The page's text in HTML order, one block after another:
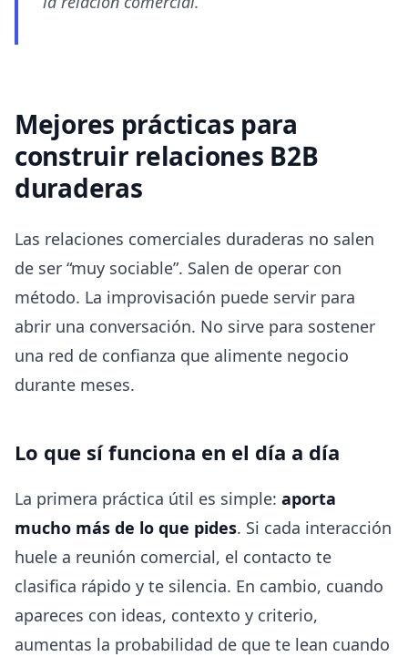
Mejores prácticas para
construir relaciones B2B
duraderas
Las relaciones comerciales duraderas no salen
de ser “muy sociable”. Salen de operar con
método. La improvisación puede servir para
abrir una conversación. No sirve para sostener
una red de confianza que alimente negocio
durante meses.
Lo que sí funciona en el día a día
La primera práctica útil es simple: aporta
mucho más de lo que pides. Si cada interacción
huele a reunión comercial, el contacto te
clasifica rápido y te silencia. En cambio, cuando
apareces con ideas, contexto y criterio,
aumentas la probabilidad de que te lean cuando